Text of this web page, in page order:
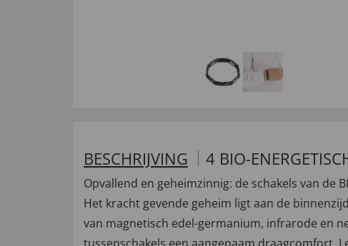
BESCHRIJVING 4 BIO-
Opvallend en geheimzinnig: de schakels van de
Het kracht gevende geheim ligt aan de
van magnetisch edel-germanium, infrarode en